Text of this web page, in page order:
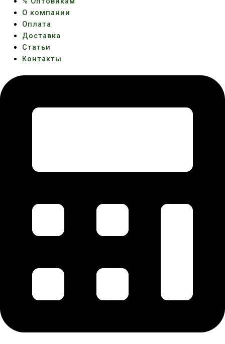
О компании
Оплата
Доставка
Статьи
Контакты